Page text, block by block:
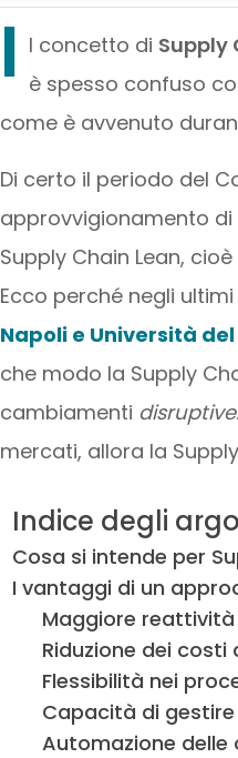
I l concetto di Supply
è spesso confuso
come è avvenuto
Di certo il periodo del
approvvigionamento
Supply Chain Lean,
Ecco perché negli
Napoli e Università
che modo la Supply
cambiamenti disruptive
mercati, allora la
Indice degli
Cosa si intende per
I vantaggi di un
Maggiore
Riduzione dei costi
Flessibilità nei
Capacità di gestire
Automazione delle